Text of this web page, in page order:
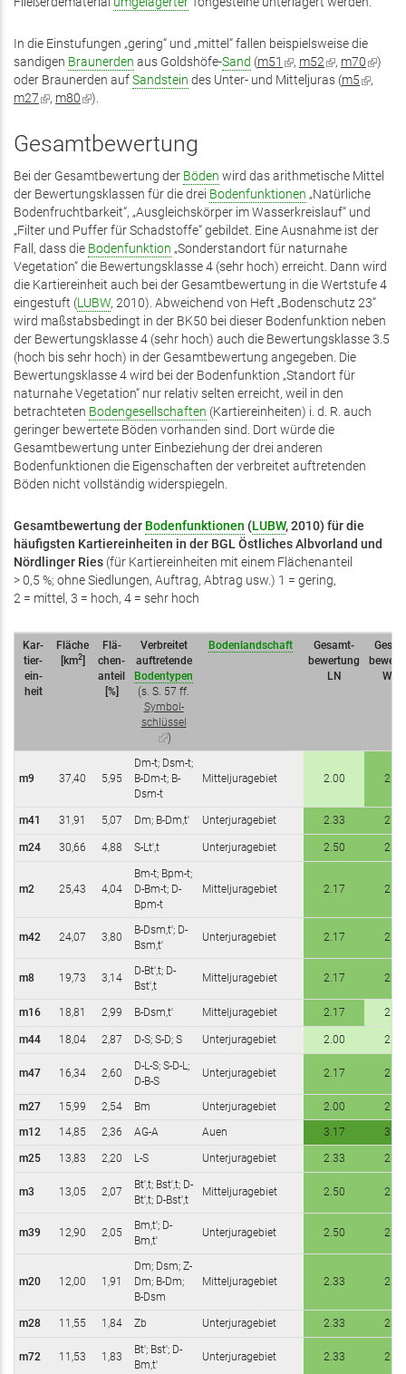
In die Einstufungen „gering“ und „mittel“ fallen beispielsweise die
sandigen Braunerden aus Goldshöfe-Sand (m51 (Link
ist
, m52(Link
ist
, m70(Link
ist
)
oder Braunerden aufSandstein des Unter- und Mitteljuras (m5(Link
,
m27(Link
, m80(Link
extern)
).
Gesamtbewertung
Bei der Gesamtbewertung der Böden wird das arithmetische Mittel
der Bewertungsklassen für die drei Bodenfunktionen „Natürliche
Bodenfruchtbarkeit“, „Ausgleichskörper im Wasserkreislauf“ und
„Filter und Puffer für Schadstoffe“ gebildet. Eine Ausnahme ist der
Fall, dass die Bodenfunktion „Sonderstandort für naturnahe
Vegetation“ die Bewertungsklasse 4 (sehr hoch) erreicht. Dann wird
die Kartiereinheit auch bei der Gesamtbewertung in die Wertstufe 4
eingestuft (LUBW, 2010). Abweichend von Heft „Bodenschutz 23“
wird maßstabsbedingt in der BK50 bei dieser Bodenfunktion neben
der Bewertungsklasse 4 (sehr hoch) auch die Bewertungsklasse 3.5
(hoch bis sehr hoch) in der Gesamtbewertung angegeben. Die
Bewertungsklasse 4 wird bei der Bodenfunktion „Standort für
naturnahe Vegetation“ nur relativ selten erreicht, weil in den
betrachteten Bodengesellschaften (Kartiereinheiten) i. d. R. auch
geringer bewertete Böden vorhanden sind. Dort würde die
Gesamtbewertung unter Einbeziehung der drei anderen
Bodenfunktionen die Eigenschaften der verbreitet auftretenden
Böden nicht vollständig widerspiegeln.
Gesamtbewertung der Bodenfunktionen (LUBW, 2010) für die
häufigsten Kartiereinheiten in der BGLÖstliches Albvorland und
Nördlinger Ries (für Kartiereinheiten mit einem Flächenanteil
> 0,5 %; ohne Siedlungen, Auftrag, Abtrag usw.) 1 = gering,
2 = mittel, 3 = hoch, 4 = sehr hoch
Kar­
tier­
ein­
heit
Fläche
[km2]
Flä­
chen­
an­teil
[%]
Verbreitet
auftretende
Bodentypen
(s. S. 57 ff.
Symbol­
schlüssel
(Link
ist
extern)
)
Bodenlandschaft
Gesamt­­
bewertung
LN
m9 37,40 5,95
Dm-t; Dsm-t;
B-Dm-t; B-
Dsm-t
Mitteljuragebiet 2.00 2.33
m41 31,91 5,07 Dm; B-Dm,t' Unterjuragebiet 2.33 2.50
m24 30,66 4,88 S-Lt',t Unterjuragebiet 2.50 2.50
m2 25,43 4,04
Bm-t; Bpm-t;
D-Bm-t; D-
Bpm-t
Mitteljuragebiet 2.17 2.50
m42 24,07 3,80
B-Dsm,t'; D-
Bsm,t'
Unterjuragebiet 2.17 2.33
m8 19,73 3,14
D-Bt',t; D-
Bst',t
Mitteljuragebiet 2.17 2.50
m16 18,81 2,99 B-Dsm,t' Mitteljuragebiet 2.17 2.00
m44 18,04 2,87 D-S; S-D; S Unterjuragebiet 2.00 2.00
m47 16,34 2,60
D-L-S; S-D-L;
D-B-S
Unterjuragebiet 2.17 2.17
m27 15,99 2,54 Bm Unterjuragebiet 2.00
2.00
m12
14,85 2,36 AG-A Auen 3.17 3.33
m25 13,83 2,20 L-S Unterjuragebiet 2.33 2.33
m3 13,05 2,07
Bt',t; Bst',t; D-
Bt',t; D-Bst',t
Mitteljuragebiet 2.50 2.83
m39 12,90 2,05
Bm,t'; D-
Bm,t'
Unterjuragebiet 2.50 2.67
m20 12,00 1,91
Dm; Dsm; Z-
Dm; B-Dm;
B-Dsm
Mitteljuragebiet 2.33 2.67
m28 11,55 1,84 Zb Unterjuragebiet 2.33 2.67
m72 11,53 1,83
Bt'; Bst'; D-
Bm,t'
Unterjuragebiet 2.33 2.50